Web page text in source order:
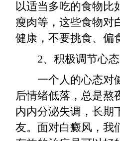
以适当多吃的食物比
瘦肉等，这些食物对
健康，不要挑食、偏
2、积极调节心态
一个人的心态对健
后情绪低落，总是熬
内内分泌失调，长期
友。面对白癜风，我